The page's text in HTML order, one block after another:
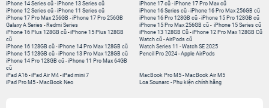
iPhone 14 Series cũ -iPhone 13 Series cũ
iPhone 12 Series cũ -iPhone 11 Series cũ
iPhone 17 Pro Max 256GB -iPhone 17 Pro 256GB
Galaxy A Series - Redmi Series
iPhone 17 cũ-iPhone 17 Pro Max cũ
iPhone 16 Series cũ- iPhone 16 Pro Max 256GB cũ
iPhone 16 Pro 128GB cũ-iPhone 15 Pro 128GB cũ
iPhone 15 Pro Max 256GB cũ- iPhone 15 Series cũ
iPhone 16 Plus 128GB cũ -iPhone 15 Plus 128GB
cũ
iPhone 16 128GB cũ -iPhone 14 Pro Max 128GB cũ
iPhone 15 128GB cũ -iPhone 13 Pro Max 128GB cũ
iPhone 14 Pro 128GB cũ -iPhone 11 Pro Max 64GB
cũ
iPhone 13 128GB Cũ-iPhone 12 Pro Max 128GB Cũ
Watch cũ-AirPods cũ
Watch Series 11 -Watch SE 2025
Pencil Pro 2024-Apple AirPods
iPad A16 -iPad Air M4 -iPad mini 7
iPad Pro M5 - MacBook Neo
MacBook Pro M5- MacBook Air M5
Loa Sounarc- Phụ kiện chính hãng